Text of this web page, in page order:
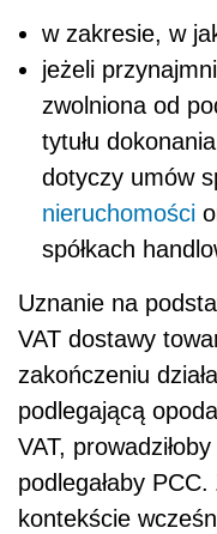
w zakresie, w
jeżeli
zwolniona od
tytułu
dotyczy umów
nieruchomości
spółkach
Uznanie na
VAT dostawy
zakończeniu
podlegającą
VAT,
podlegałaby
kontekście